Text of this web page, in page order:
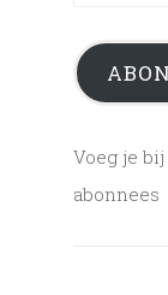
Voeg je
abonnees